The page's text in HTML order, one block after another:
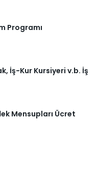
Programı
İş-Kur Kursiyeri v.b. İş
Mensupları Ücret